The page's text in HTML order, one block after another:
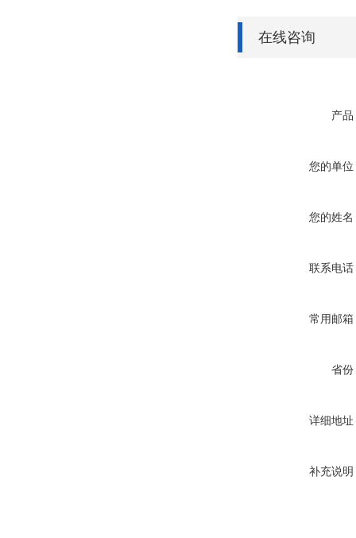
在线咨询
产品
您的单位
您的姓名
联系电话
常用邮箱
省份
详细地址
补充说明